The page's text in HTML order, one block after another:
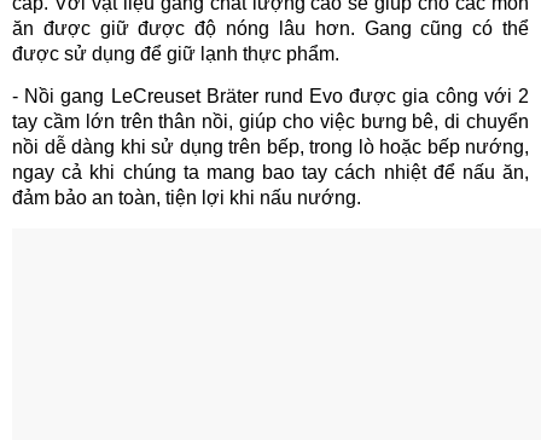
ăn được giữ được độ nóng lâu hơn. Gang cũng có thể
được sử dụng để giữ lạnh thực phẩm.
- Nồi gang LeCreuset Bräter rund Evo được gia công với 2
tay cầm lớn trên thân nồi, giúp cho việc bưng bê, di chuyển
nồi dễ dàng khi sử dụng trên bếp, trong lò hoặc bếp nướng,
ngay cả khi chúng ta mang bao tay cách nhiệt để nấu ăn,
đảm bảo an toàn, tiện lợi khi nấu nướng.